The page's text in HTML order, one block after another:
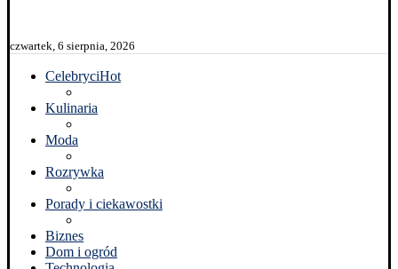
czwartek, 6 sierpnia, 2026
CelebryciHot
Kulinaria
Moda
Rozrywka
Porady i ciekawostki
Biznes
Dom i ogród